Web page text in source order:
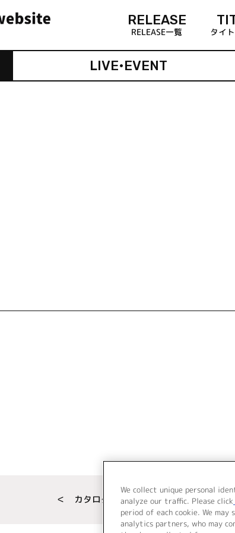
RELEASE
RELEASE一覧 タイ
LIVE•EVENT
＜ カタログサイト トップページへ
We collect unique personal
analyze our traffic. Please click
period of each cookie. We
analytics partners, who may